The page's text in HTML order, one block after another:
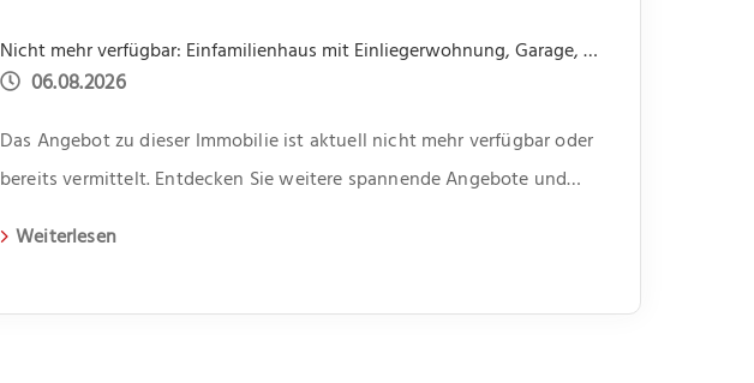
Nicht mehr verfügbar: Einfamilienhaus mit Einliegerwohnung, Garage, Garten -offene Besichtigung 31.07 um 14.00 bis 15.30
06.08.2026
Das Angebot zu dieser Immobilie ist aktuell nicht mehr verfügbar oder
bereits vermittelt. Entdecken Sie weitere spannende Angebote und
Weiterlesen